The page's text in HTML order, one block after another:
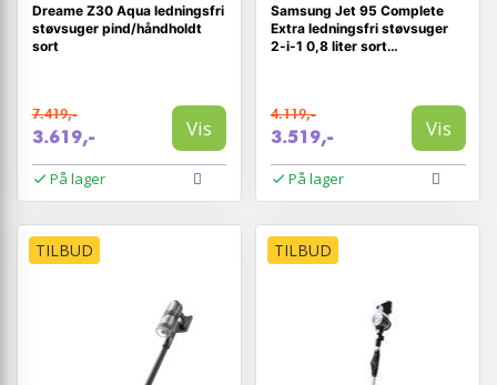
Dreame Z30 Aqua ledningsfri
støvsuger pind/håndholdt
sort
7.419,-
3.619,- Vis
På lager
Samsung Jet 95 Complete
Extra ledningsfri støvsuger
2-i-1 0,8 liter sort
4.119,-
3.519,- Vis
På lager
TILBUD TILBUD